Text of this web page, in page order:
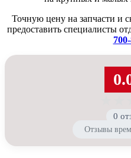
Точную цену на запчасти и
предоставить специалисты
0
Отзывы